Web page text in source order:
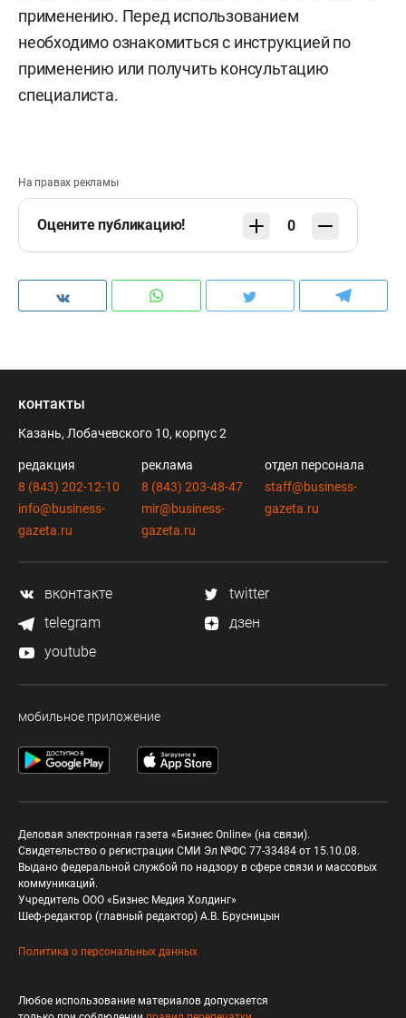
применению. Перед использованием
необходимо ознакомиться с инструкцией по
применению или получить консультацию
специалиста.
На правах рекламы
Оцените публикацию! 0
контакты
Казань, Лобачевского 10, корпус 2
редакция
8 (843) 202-12-10
info@business-
gazeta.ru
реклама
8 (843) 203-48-47
mir@business-
gazeta.ru
отдел персонала
staff@business-
gazeta.ru
вконтакте
twitter
telegram
дзен
youtube
мобильное приложение
Деловая электронная газета «Бизнес Online» (на связи).
Свидетельство о регистрации СМИ Эл №ФС 77-33484 от 15.10.08.
Выдано федеральной службой по надзору в сфере связи и массовых
коммуникаций.
Учредитель ООО «Бизнес Медия Холдинг»
Шеф-редактор (главный редактор) А.В. Брусницын
Политика о персональных данных
Любое использование материалов допускается